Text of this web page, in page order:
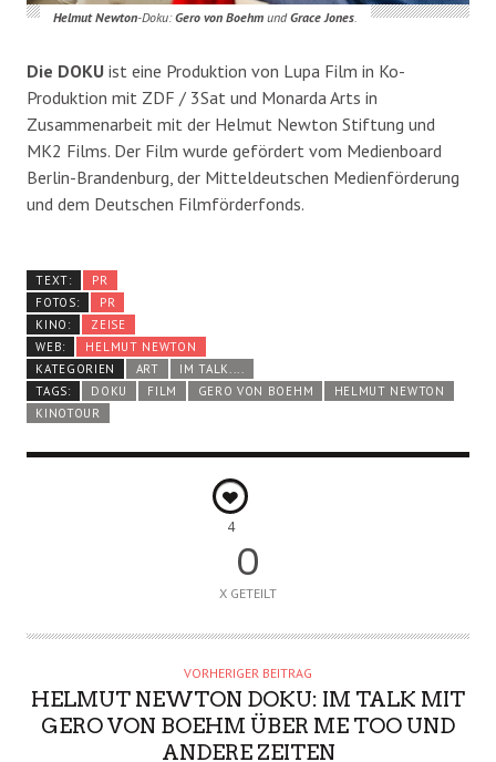
Helmut Newton-Doku:Gero von BoehmundGrace Jones.
Die DOKU ist eine Produktion von Lupa Film in Ko-
Produktion mit ZDF / 3Sat und Monarda Arts in
Zusammenarbeit mit der Helmut Newton Stiftung und
MK2 Films. Der Film wurde gefördert vom Medienboard
Berlin-Brandenburg, der Mitteldeutschen Medienförderung
und dem Deutschen Filmförderfonds.
TEXT:
PR
FOTOS:
PR
KINO:
ZEISE
WEB:
HELMUT NEWTON
KATEGORIEN
ART
IM TALK....
TAGS:
DOKU FILM GERO VON BOEHM
HELMUT NEWTON
KINOTOUR
4
0
X GETEILT
VORHERIGER BEITRAG
HELMUT NEWTON DOKU: IM TALK MIT
GERO VON BOEHM ÜBER ME TOO UND
ANDERE ZEITEN